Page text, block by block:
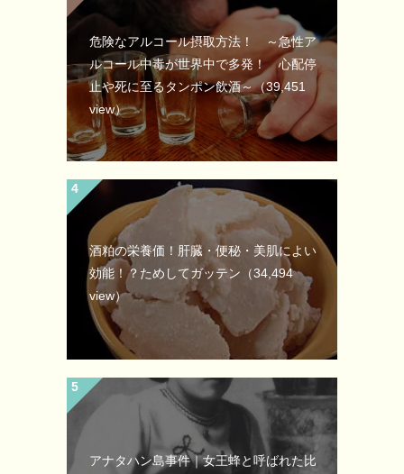
危険なアルコール摂取方法！ ～急性ア
ルコール中毒が世界中で多発！ 心配停
止や死に至るタンポン飲酒～（39,451
view）
酒粕の栄養価！肝臓・便秘・美肌によい
効能！？ためしてガッテン （34,494
view）
アナタハン島事件｜女王蜂と呼ばれた比